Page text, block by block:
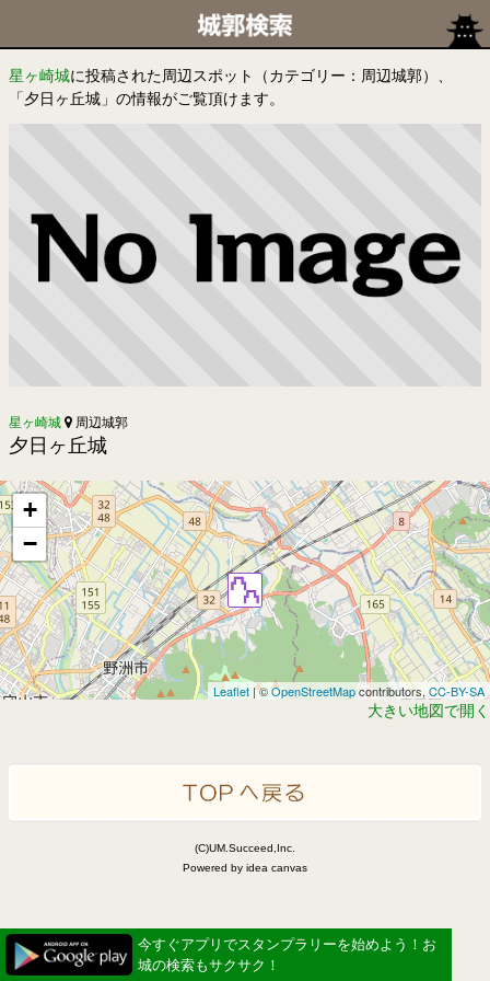
星ヶ崎城に投稿された周辺スポット（カテゴリー：周辺城郭）、
「夕日ヶ丘城」の情報がご覧頂けます。
星ヶ崎城 周辺城郭
夕日ヶ丘城
+
−
Leaflet | ©OpenStreetMapcontributors, CC-BY-SA
大きい地図で開く
(C)UM.Succeed,Inc.
Powered by idea canvas
今すぐアプリでスタンプラリーを始めよう！お
城の検索もサクサク！